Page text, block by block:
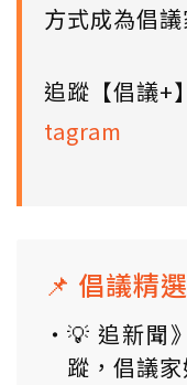
方式成為倡議
追蹤【倡議+
tagram
📌 倡議精
💡 追新聞
蹤，倡議家